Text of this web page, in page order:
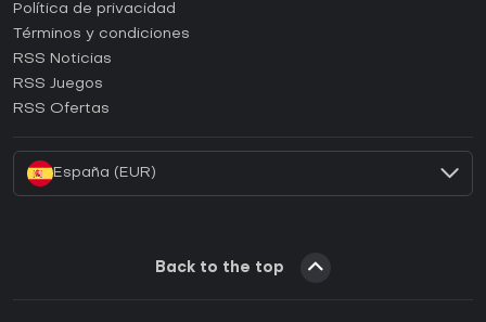
¿Cómo activar una CD Key de Epic Games?
¿Cómo activar una CD Key de GOG?
¿Cómo activar una CD Key de Ubisoft Connect?
Política de privacidad
Términos y condiciones
RSS Noticias
RSS Juegos
RSS Ofertas
España (EUR)
Back to the top